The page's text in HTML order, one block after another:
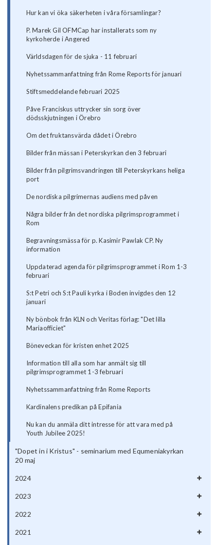
Hur kan vi öka säkerheten i våra församlingar?
P. Marek Gil OFMCap har installerats som ny
kyrkoherde i Angered
Världsdagen för de sjuka - 11 februari
Nyhetssammanfattning från Rome Reports för januari
Stiftsmeddelande februari 2025
Påve Franciskus uttrycker sin sorg över
dödsskjutningen i Örebro
Om det fruktansvärda dådet i Örebro
Bilder från mässan i Peterskyrkan den 3 februari
Bilder från pilgrimsvandringen till Peterskyrkans heliga
port
De nordiska pilgrimernas audiens med påven
Några bilder från det nordiska pilgrimsprogrammet i
Rom
Begravningsmässa för p. Kasimir Pawlak CP. Ny
information
Uppdaterad agenda för pilgrimsprogrammet i Rom 1-3
februari
S:t Petri och S:t Pauli kyrka i Boden invigdes den 12
januari
Ny bönbok från KLN och Veritas förlag: "Det lilla
Mariaofficiet"
Böneveckan för kristen enhet 2025
Information till alla som har anmält sig till
pilgrimsprogrammet 1-3 februari
Nyhetssammanfattning från Rome Reports
Kardinalens predikan på Epifania
Nu kan du anmäla ditt intresse för att vara med på
Youth Jubilee 2025!
"Dopet in i Kristus" - seminarium med Equmeniakyrkan
20 maj
2024
2023
2022
2021